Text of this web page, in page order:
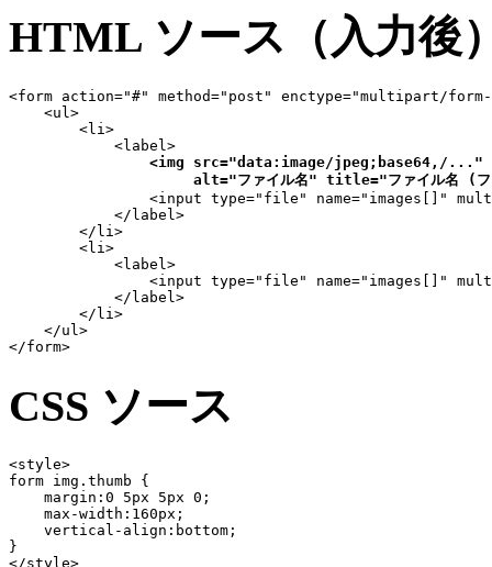
HTML ソース（入力後
<form action="#" method="post" enctype="multipart/
    <ul>
        <li>
            <label>
<img src="data:image/jpeg;base64,/..."
alt="ファイル名" title="ファイル名 (
<input type="file" name="images[]"
            </label>
        </li>
        <li>
            <label>
<input type="file" name="images[]"
            </label>
        </li>
    </ul>
</form>
CSS ソース
<style>
form img.thumb {
    margin:0 5px 5px 0;
    max-width:160px;
    vertical-align:bottom;
}
</style>